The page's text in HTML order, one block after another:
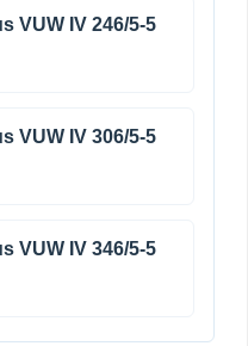
VUW IV 246/5-5
VUW IV 306/5-5
VUW IV 346/5-5